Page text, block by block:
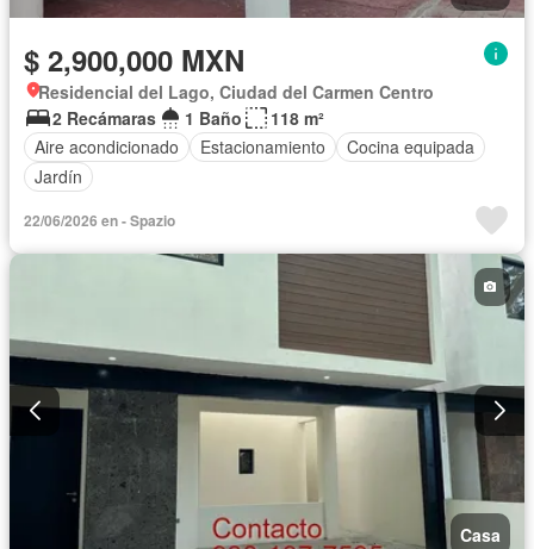
$ 2,900,000 MXN
Residencial del Lago, Ciudad del Carmen Centro
2 Recámaras
1 Baño
118 m²
Aire acondicionado
Estacionamiento
Cocina equipada
Jardín
22/06/2026 en - Spazio
Casa